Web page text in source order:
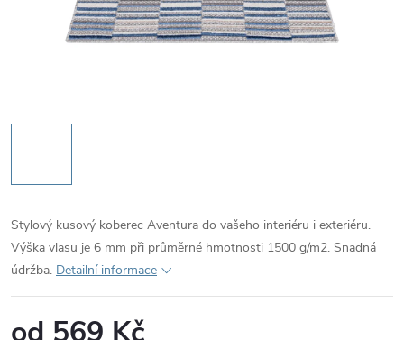
Stylový kusový koberec Aventura do vašeho interiéru i exteriéru.
Výška vlasu je 6 mm při průměrné hmotnosti 1500 g/m2. Snadná
údržba. Detailní informace